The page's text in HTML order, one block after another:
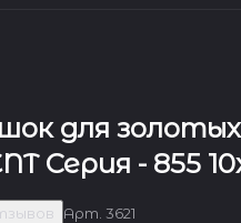
для золотых
Серия - 855
Арт.3621